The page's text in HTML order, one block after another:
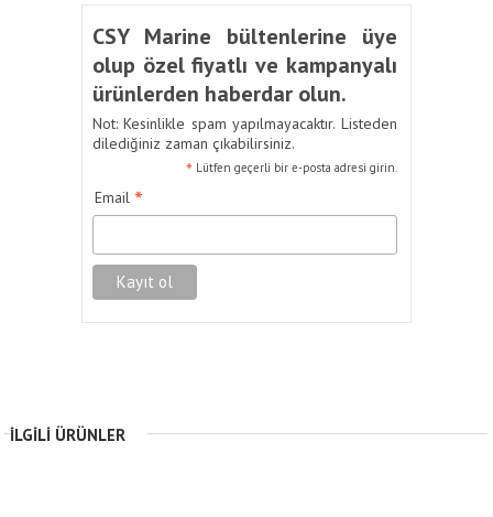
CSY Marine bültenlerine üye
olup özel fiyatlı ve kampanyalı
ürünlerden haberdar olun.
Not: Kesinlikle spam yapılmayacaktır. Listeden
dilediğiniz zaman çıkabilirsiniz.
* Lütfen geçerli bir e-posta adresi girin.
Email *
İLGILI ÜRÜNLER